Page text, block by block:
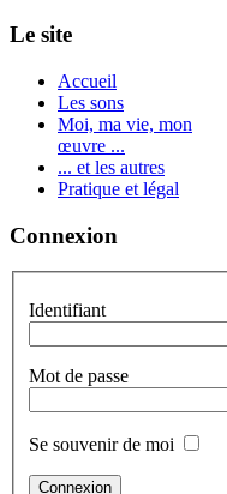
Le site
Accueil
Les sons
Moi, ma vie, mon
œuvre ...
... et les autres
Pratique et légal
Connexion
Identifiant
Mot de passe
Se souvenir de moi